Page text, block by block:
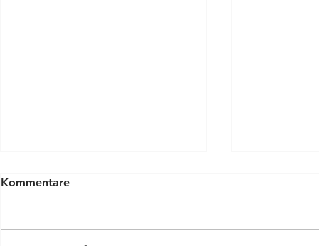
Kommentare